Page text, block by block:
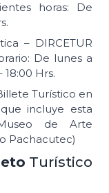
horas: De
– DIRCETUR
De lunes a
18:00 Hrs.
Turístico en
incluye esta
de Arte
Pachacutec)
Turístico